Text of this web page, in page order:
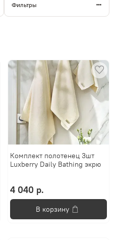
Фильтры
Комплект полотенец 3шт
Luxberry Daily Bathing экрю
4 040 р.
В корзину